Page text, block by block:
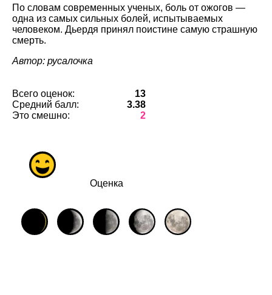
По словам современных ученых, боль от ожогов —
одна из самых сильных болей, испытываемых
человеком. Дьердя принял поистине самую страшную
смерть.
Автор: русалочка
Всего оценок:
13
Средний балл:
3.38
Это смешно:
2
Оценка